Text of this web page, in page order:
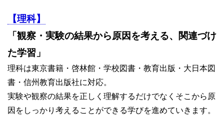
【理科】
「観察・実験の結果から原因を考える、関連づけ
た学習」
理科は東京書籍・啓林館・学校図書・教育出版・大日本図
書・信州教育出版社に対応。
実験や観察の結果を正しく理解するだけでなくそこから原
因をしっかり考えることができる学びを進めていきます。